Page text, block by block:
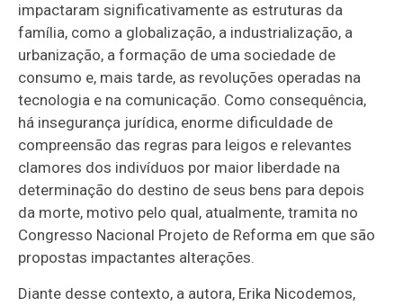
impactaram significativamente as estruturas da
família, como a globalização, a industrialização, a
urbanização, a formação de uma sociedade de
consumo e, mais tarde, as revoluções operadas na
tecnologia e na comunicação. Como consequência,
há insegurança jurídica, enorme dificuldade de
compreensão das regras para leigos e relevantes
clamores dos indivíduos por maior liberdade na
determinação do destino de seus bens para depois
da morte, motivo pelo qual, atualmente, tramita no
Congresso Nacional Projeto de Reforma em que são
propostas impactantes alterações.
Diante desse contexto, a autora, Erika Nicodemos,